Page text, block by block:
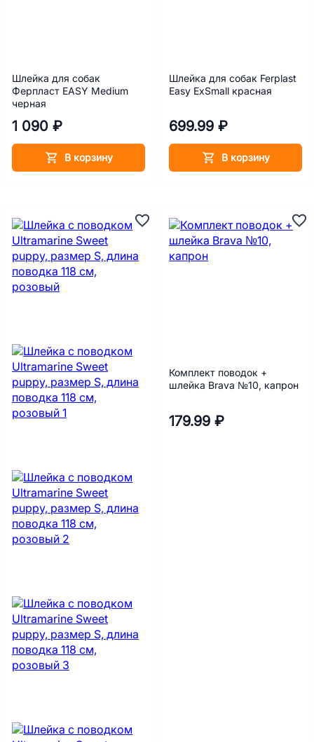
Шлейка для собак
Ферпласт EASY Medium
черная
1 090 ₽
В корзину
Шлейка для собак Ferplast
Easy ExSmall красная
699.99 ₽
В корзину
Комплект поводок +
шлейка Brava №10, капрон
179.99 ₽